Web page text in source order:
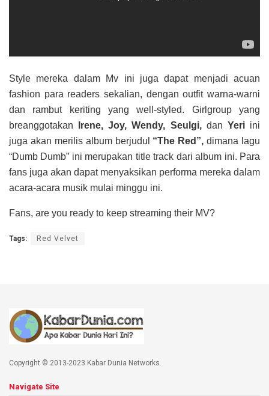
Style mereka dalam Mv ini juga dapat menjadi acuan
fashion para readers sekalian, dengan outfit warna-warni
dan rambut keriting yang well-styled. Girlgroup yang
breanggotakan
Irene, Joy, Wendy, Seulgi,dan Yeriini
juga akan merilis album berjudul “The Red”, dimana lagu
“Dumb Dumb” ini merupakan title track dari album ini. Para
fans juga akan dapat menyaksikan performa mereka dalam
acara-acara musik mulai minggu ini.
Fans, are you ready to keep streaming their MV?
Tags: Red Velvet
Copyright © 2013-2023 Kabar Dunia Networks.
Navigate Site